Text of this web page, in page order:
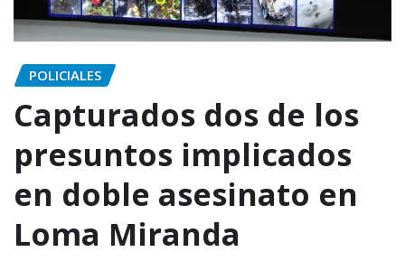
POLICIALES
Capturados dos de los
presuntos implicados
en doble asesinato en
Loma Miranda